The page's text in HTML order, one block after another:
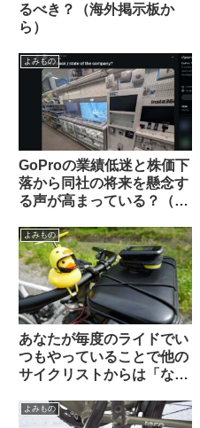
るべき？（海外掲示板か
ら）
よみもの
GoProの業績低迷と株価下
落から同社の将来を懸念す
る声が高まっている？（海
よみもの
あなたが毎度のライドでい
つもやっていることで他の
サイクリストからは「なん
うなことを教えて下さい
よみもの